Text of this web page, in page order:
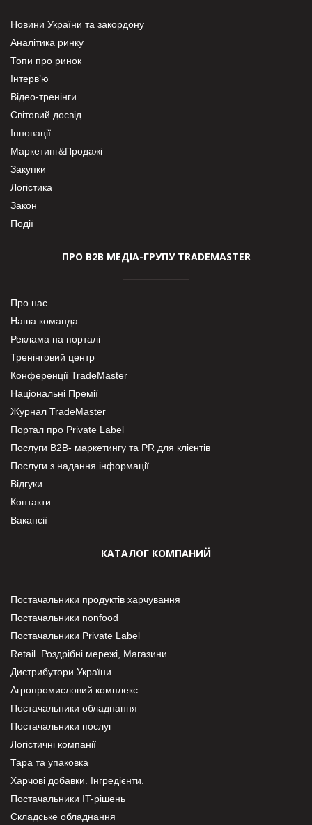
Новини України та закордону
Аналітика ринку
Топи про ринок
Інтерв’ю
Відео-тренінги
Світовий досвід
Інновації
Маркетинг&Продажі
Закупки
Логістика
Закон
Події
ПРО В2В МЕДІА-ГРУПУ TRADEMASTER
Про нас
Наша команда
Реклама на порталі
Тренінговий центр
Конференції TradeMaster
Національні Премії
Журнал TradeMaster
Портал про Private Label
Послуги В2В- маркетингу та PR для клієнтів
Послуги з надання інформації
Відгуки
Контакти
Вакансії
КАТАЛОГ КОМПАНИЙ
Постачальники продуктів харчування
Постачальники nonfood
Постачальники Private Label
Retail. Роздрібні мережі, Магазини
Дистрибутори України
Агропромисловий комплекс
Постачальники обладнання
Постачальники послуг
Логістичні компанії
Тара та упаковка
Харчові добавки. Інгредієнти.
Постачальники IT-рішень
Складське обладнання